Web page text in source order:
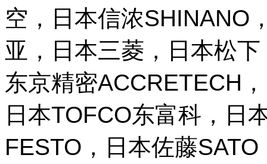
空，日本信浓SHINANO
亚，日本三菱，日本松
东京精密ACCRETECH
日本TOFCO东富科，日
FESTO，日本佐藤